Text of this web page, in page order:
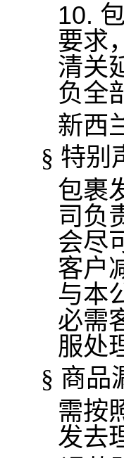
10.
要求
清关
负全
新西
§ 特别
包裹
司负
会尽
客户
与本
必需
服处
§ 商品
需按
发去